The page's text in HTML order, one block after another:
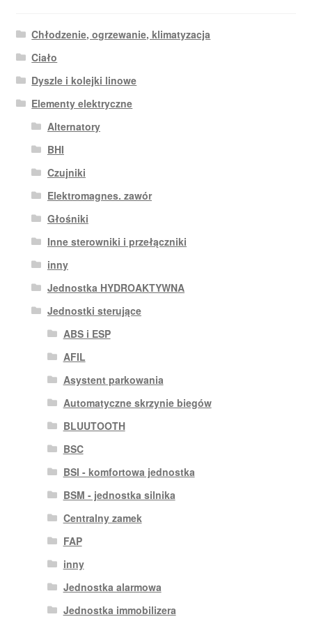
Chłodzenie, ogrzewanie, klimatyzacja
Ciało
Dyszle i kolejki linowe
Elementy elektryczne
Alternatory
BHI
Czujniki
Elektromagnes. zawór
Głośniki
Inne sterowniki i przełączniki
inny
Jednostka HYDROAKTYWNA
Jednostki sterujące
ABS i ESP
AFIL
Asystent parkowania
Automatyczne skrzynie biegów
BLUUTOOTH
BSC
BSI - komfortowa jednostka
BSM - jednostka silnika
Centralny zamek
FAP
inny
Jednostka alarmowa
Jednostka immobilizera